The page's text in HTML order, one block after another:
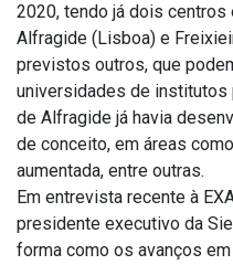
2020, tendo já dois centros
Alfragide (Lisboa) e
previstos outros, que
universidades de institutos
de Alfragide já havia
de conceito, em áreas
aumentada, entre outras.
Em entrevista recente à
presidente executivo da
forma como os avanços